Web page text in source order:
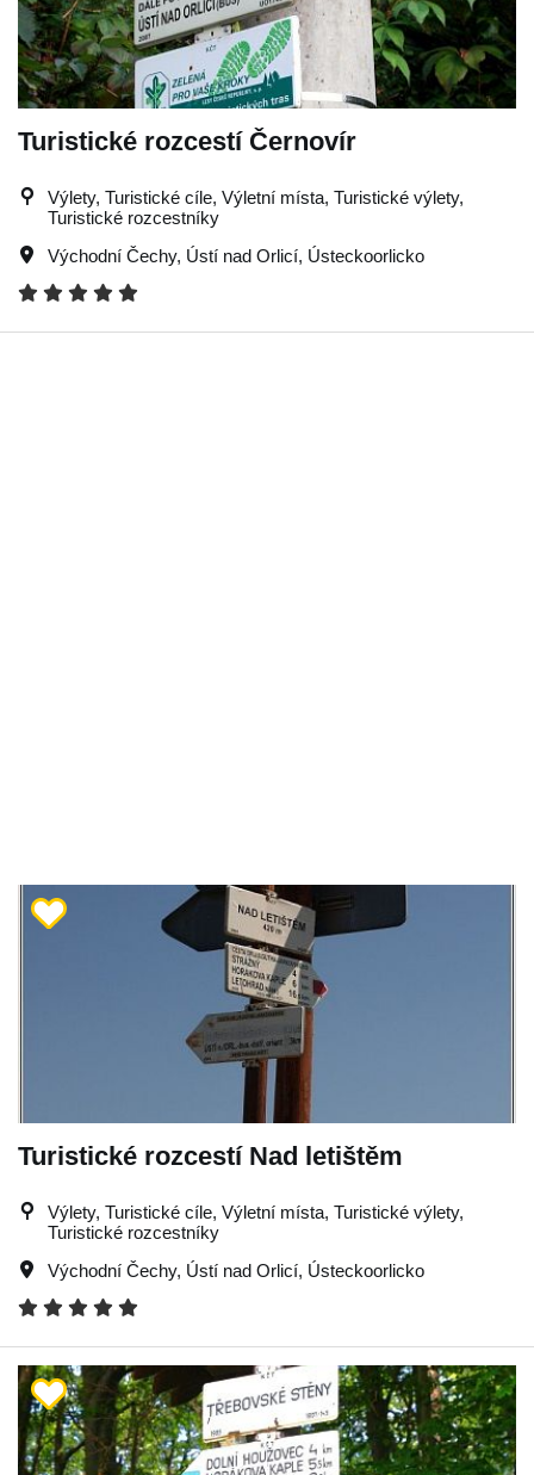
Turistické rozcestí Černovír
Výlety, Turistické cíle, Výletní místa, Turistické výlety,
Turistické rozcestníky
Východní Čechy, Ústí nad Orlicí, Ústeckoorlicko
Turistické rozcestí Nad letištěm
Výlety, Turistické cíle, Výletní místa, Turistické výlety,
Turistické rozcestníky
Východní Čechy, Ústí nad Orlicí, Ústeckoorlicko